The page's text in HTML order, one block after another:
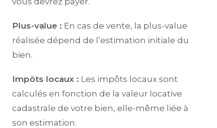
Plus-value : En cas de vente, la plus-value
réalisée dépend de l’estimation initiale du
bien.
Impôts locaux : Les impôts locaux sont
calculés en fonction de la valeur locative
cadastrale de votre bien, elle-même liée à
son estimation.